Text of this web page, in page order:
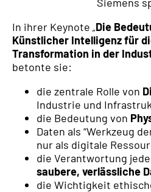
In ihrer Keynote „Die
Künstlicher Intelligenz für
Transformation in der
betonte sie:
die zentrale Rolle von
Industrie und
die Bedeutung von
Daten als “Werkzeug
nur als digitale
die Verantwortung
saubere, verlässliche
die Wichtigkeit